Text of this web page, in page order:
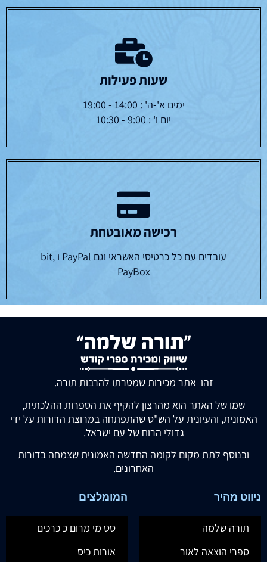
שעות פעילות
ימים א'-ה' : 14:00 - 19:00
יום ו' : 9:00 - 10:30
רכישה מאובטחת
עובדים עם כל כרטיסי האשראי וגם PayPal ו bit,
PayBox
זהו אתר מכירות שמטרתו להרבות תורה.
שמו של האתר הוא מהרצון להקיף את הספרות ההלכתית,
האמונית, והעיונית על הש"ס שהתפתחה במרוצת הדורות על ידי
גדולי הרוח של עם ישראל.
ובנוסף לתת מקום לקומה החדשה האמונית שצמחה בדורות
האחרונים.
ניווט מהיר
תורה שלמה
ספרי הוצאה לאור
המומלצים
סט מי מרום כ כרכים
אורות כיס